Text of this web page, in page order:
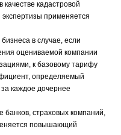
кадастровой
применяется
в случае, если
оцениваемой компании
к базовому тарифу
определяемый
каждое дочернее
банков, страховых компаний,
повышающий